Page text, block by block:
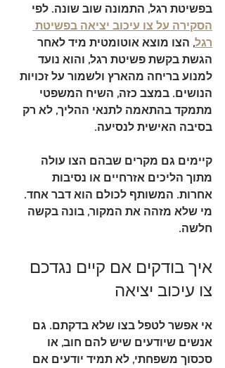
בפשיטת רגל, התמונה שוב שונה. לפי
הסקירה על צו עיכוב יציאה בפשיטת
רגל, הצו מוצא אוטומטית מיד לאחר
הגשת בקשת פשיטת רגל, והוא נועד
למנוע בריחה מהארץ ולשמור על זכויות
הנושים. במצב כזה, השיח המשפטי
מתמקד בהתאמה לתנאי ההליך, לא רק
בסיבה האישית לנסיעה.
קיימים גם מקרים שבהם הצו עולה
מתוך הליכים אזרחיים או נסיבות
אחרות. המשותף לכולם הוא דבר אחד.
מי שלא מזהה את המקור, בונה בקשה
חלשה.
איך בודקים אם קיים נגדכם
צו עיכוב יציאה
אי אפשר לטפל בצו שלא בדקתם. גם
אנשים שיודעים שיש להם חוב, או
סכסוך משפחתי, לא תמיד יודעים אם